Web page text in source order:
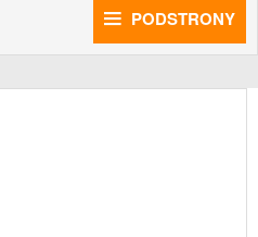
PODSTRONY